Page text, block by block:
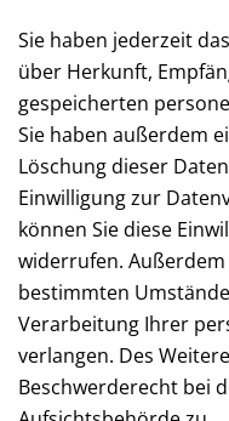
Sie haben jederzeit
über Herkunft,
gespeicherten
Sie haben außerdem
Löschung dieser
Einwilligung zur
können Sie diese
widerrufen.
bestimmten
Verarbeitung Ihrer
verlangen. Des
Beschwerderecht bei